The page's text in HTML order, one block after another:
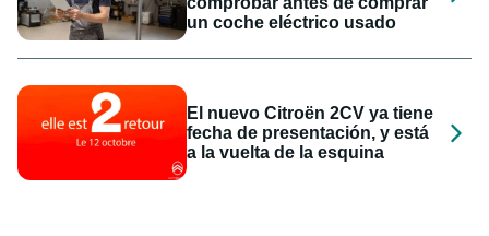
un coche eléctrico usado
El nuevo Citroën 2CV ya tiene
fecha de presentación, y está
a la vuelta de la esquina